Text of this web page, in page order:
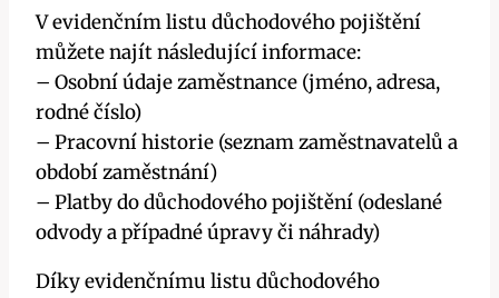
V evidenčním listu důchodového pojištění
můžete najít následující informace:
– Osobní údaje zaměstnance (jméno, adresa,
rodné číslo)
– Pracovní historie (seznam zaměstnavatelů a
období zaměstnání)
– Platby do důchodového pojištění (odeslané
odvody a případné úpravy či náhrady)
Díky evidenčnímu listu důchodového